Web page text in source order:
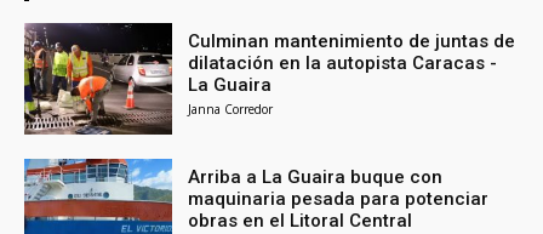
Culminan mantenimiento de juntas de
dilatación en la autopista Caracas -
La Guaira
Janna Corredor
Arriba a La Guaira buque con
maquinaria pesada para potenciar
obras en el Litoral Central